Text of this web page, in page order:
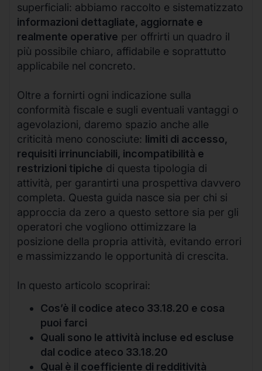
superficiali: abbiamo raccolto e sistematizzato
informazioni dettagliate, aggiornate e
realmente operative per offrirti un quadro il
più possibile chiaro, affidabile e soprattutto
applicabile nel concreto.
Oltre a fornirti ogni indicazione sulla
conformità fiscale e sugli eventuali vantaggi o
agevolazioni, daremo spazio anche alle
criticità meno conosciute: limiti di accesso,
requisiti irrinunciabili, incompatibilità e
restrizioni tipiche di questa tipologia di
attività, per garantirti una prospettiva davvero
completa. Questa guida nasce sia per chi si
approccia da zero a questo settore sia per gli
operatori che vogliono ottimizzare la
posizione della propria attività, evitando errori
e massimizzando le opportunità di crescita.
In questo articolo scoprirai:
Cos’è il codice ateco 33.18.20 e cosa
puoi farci
Quali sono le attività incluse ed escluse
dal codice ateco 33.18.20
Qual è il coefficiente di redditività